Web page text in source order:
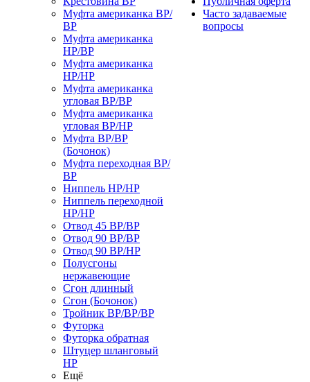
Муфта американка ВР/
ВР
Муфта американка
НР/ВР
Муфта американка
НР/НР
Муфта американка
угловая ВР/ВР
Муфта американка
угловая ВР/НР
Муфта ВР/ВР
(Бочонок)
Муфта переходная ВР/
ВР
Ниппель НР/НР
Ниппель переходной
НР/НР
Отвод 45 ВР/ВР
Отвод 90 ВР/ВР
Отвод 90 ВР/НР
Полусгоны
нержавеющие
Сгон длинный
Сгон (Бочонок)
Тройник ВР/ВР/ВР
Футорка
Футорка обратная
Штуцер шланговый
НР
Ещё
Часто задаваемые
вопросы